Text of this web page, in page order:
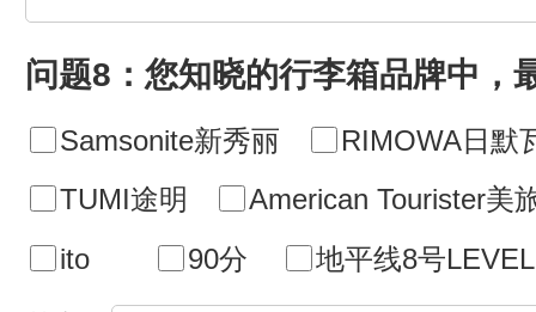
问题8：您知晓的行李箱品牌中，
Samsonite新秀丽
RIMOWA日默
TUMI途明
American Tourister美
ito
90分 地平线8号